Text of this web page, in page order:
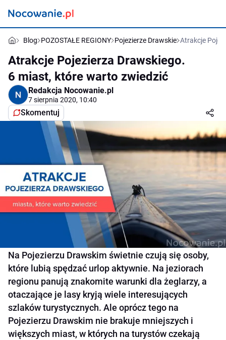
Blog POZOSTAŁE REGIONY Pojezierze Drawskie Atrakcje
Atrakcje Pojezierza Drawskiego.
6 miast, które warto zwiedzić
Redakcja Nocowanie.pl
7 sierpnia 2020, 10:40
Skomentuj
Na Pojezierzu Drawskim świetnie czują się osoby,
które lubią spędzać urlop aktywnie. Na jeziorach
regionu panują znakomite warunki dla żeglarzy, a
otaczające je lasy kryją wiele interesujących
szlaków turystycznych. Ale oprócz tego na
Pojezierzu Drawskim nie brakuje mniejszych i
większych miast, w których na turystów czekają